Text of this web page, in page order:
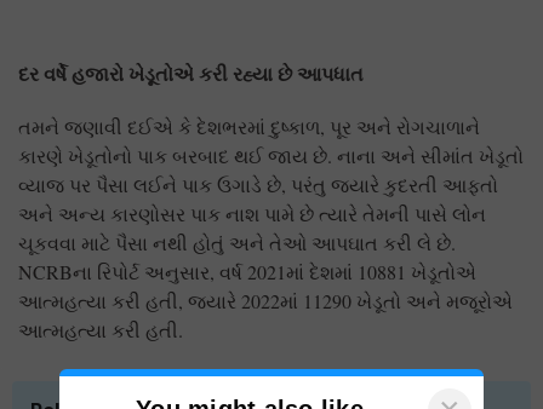
દર વર્ષે હજારો ખેડૂતોએ કરી રહ્યા છે આપધાત
તમને જણાવી દઈએ કે દેશભરમાં દુષ્કાળ, પૂર અને રોગચાળાને
કારણે ખેડૂતોનો પાક બરબાદ થઈ જાય છે. નાના અને સીમાંત ખેડૂતો
વ્યાજ પર પૈસા લઈને પાક ઉગાડે છે, પરંતુ જ્યારે કુદરતી આફતો
અને અન્ય કારણોસર પાક નાશ પામે છે ત્યારે તેમની પાસે લોન
ચૂકવવા માટે પૈસા નથી હોતું અને તેઓ આપઘાત કરી લે છે.
NCRBના રિપોર્ટ અનુસાર, વર્ષ 2021માં દેશમાં 10881 ખેડૂતોએ
આત્મહત્યા કરી હતી, જ્યારે 2022માં 11290 ખેડૂતો અને મજૂરોએ
આત્મહત્યા કરી હતી.